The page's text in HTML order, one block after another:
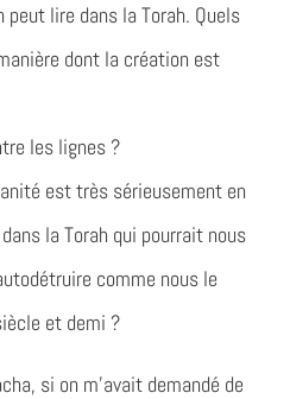
peut lire dans la Torah. Quels
dont la création est
les lignes ?
est très sérieusement en
la Torah qui pourrait nous
comme nous le
et demi ?
si on m’avait demandé de